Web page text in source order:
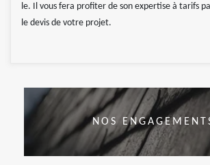
le. Il vous fera profiter de son expertise à tarifs
le devis de votre projet.
NOS